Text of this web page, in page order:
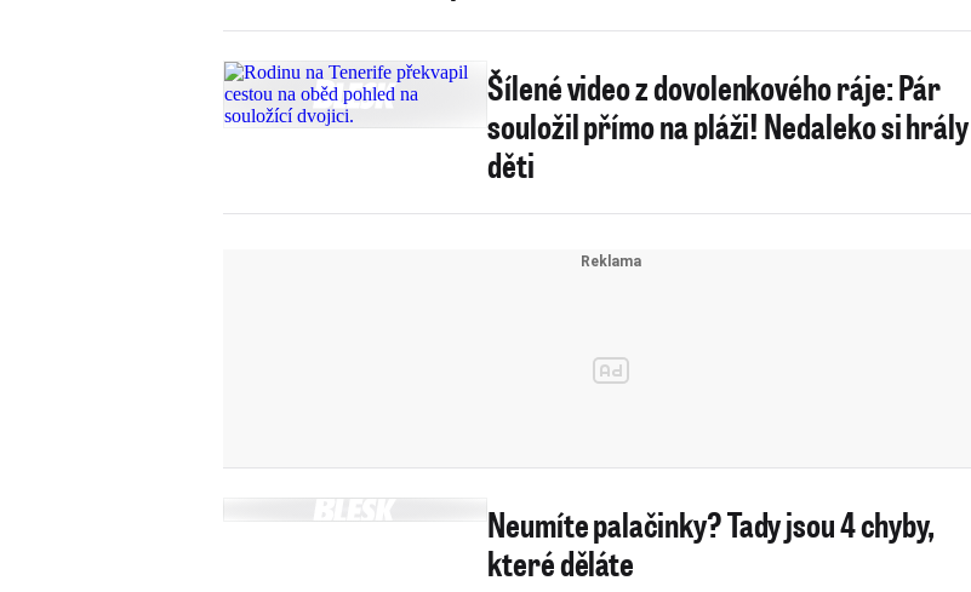
Šílené video z dovolenkového ráje: Pár
souložil přímo na pláži! Nedaleko si hrály
děti
Neumíte palačinky? Tady jsou 4 chyby,
které děláte